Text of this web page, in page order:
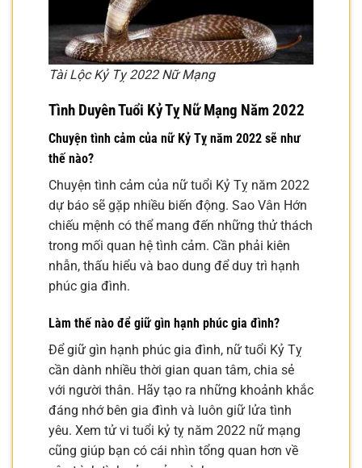
Tài Lộc Kỷ Tỵ 2022 Nữ Mạng
Tình Duyên Tuổi Kỷ Tỵ Nữ Mạng Năm 2022
Chuyện tình cảm của nữ Kỷ Tỵ năm 2022 sẽ như
thế nào?
Chuyện tình cảm của nữ tuổi Kỷ Tỵ năm 2022
dự báo sẽ gặp nhiều biến động. Sao Vân Hớn
chiếu mệnh có thể mang đến những thử thách
trong mối quan hệ tình cảm. Cần phải kiên
nhẫn, thấu hiểu và bao dung để duy trì hạnh
phúc gia đình.
Làm thế nào để giữ gìn hạnh phúc gia đình?
Để giữ gìn hạnh phúc gia đình, nữ tuổi Kỷ Tỵ
cần dành nhiều thời gian quan tâm, chia sẻ
với người thân. Hãy tạo ra những khoảnh khắc
đáng nhớ bên gia đình và luôn giữ lửa tình
yêu. Xem tử vi tuổi kỷ tỵ năm 2022 nữ mạng
cũng giúp bạn có cái nhìn tổng quan hơn về